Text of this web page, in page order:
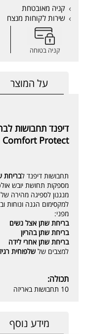
קניה מאובטחת
שירות לקוחות מנצח
קניה בטוחה
על המוצר
Comfort Protect
תחבושות דיפנד לבריחת
מנגנון לספיגה מהירה
למקסימום הגנה ונוחות
מפני:
בריחת שתן אצל נשים
בריחת שתן בהריון
בריחת שתן אחרי לידה
למצבים של שלפוחית
תכולה:
10 תחבושות באריזה
מידע נוסף